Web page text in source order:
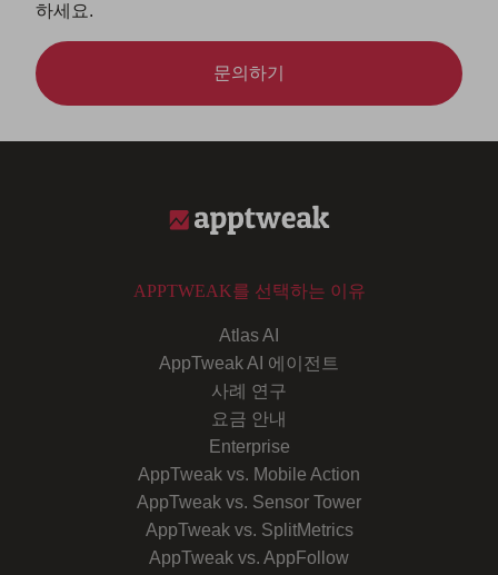
하세요.
문의하기
APPTWEAK를 선택하는 이유
Atlas AI
AppTweak AI 에이전트
사례 연구
요금 안내
Enterprise
AppTweak vs. Mobile Action
AppTweak vs. Sensor Tower
AppTweak vs. SplitMetrics
AppTweak vs. AppFollow